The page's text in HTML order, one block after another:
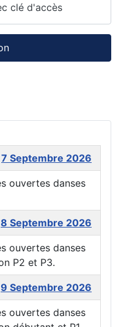
clé d'accès
7 Septembre 2026
ouvertes danses
8 Septembre 2026
ouvertes danses
P2 et P3.
9 Septembre 2026
ouvertes danses